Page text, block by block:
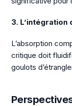
3.
L’absorption
critique doit
goulots